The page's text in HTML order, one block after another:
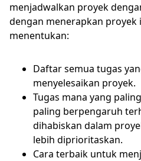
menjadwalkan proyek
dengan menerapkan proyek
menentukan:
Daftar semua tugas
menyelesaikan proyek.
Tugas mana yang
paling berpengaruh
dihabiskan dalam
lebih diprioritaskan.
Cara terbaik untuk